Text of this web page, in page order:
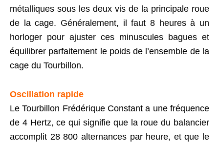
métalliques sous les deux vis de la principale roue
de la cage. Généralement, il faut 8 heures à un
horloger pour ajuster ces minuscules bagues et
équilibrer parfaitement le poids de l’ensemble de la
cage du Tourbillon.
Oscillation rapide
Le Tourbillon Frédérique Constant a une fréquence
de 4 Hertz, ce qui signifie que la roue du balancier
accomplit 28 800 alternances par heure, et que le